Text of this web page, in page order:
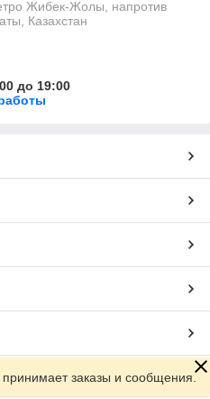
Жибек-Жолы, напротив
Казахстан
до 19:00
Satu.kz заказы и сообщения.